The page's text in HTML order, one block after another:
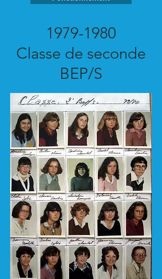
1979-1980
Classe de seconde
BEP/S